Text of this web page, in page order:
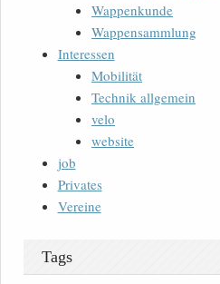
Wappenkunde
Wappensammlung
Interessen
Mobilität
Technik allgemein
velo
website
job
Privates
Vereine
Tags